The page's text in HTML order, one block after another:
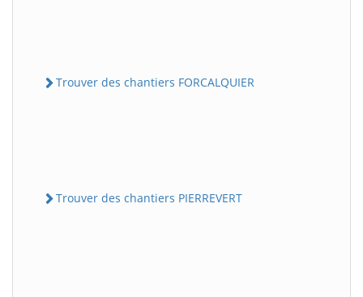
Trouver des chantiers FORCALQUIER
Trouver des chantiers PIERREVERT